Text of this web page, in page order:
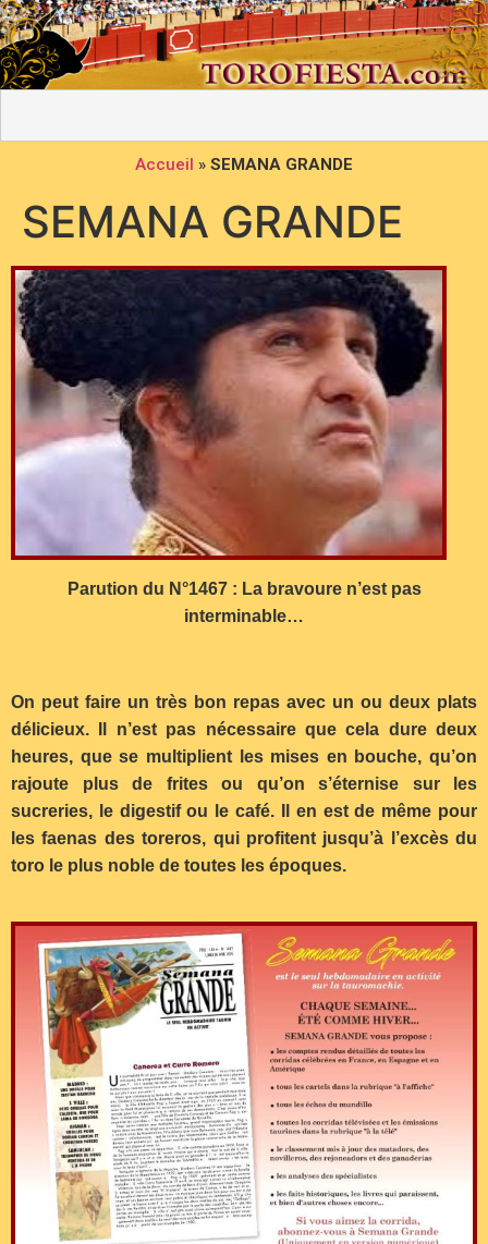
Accueil » SEMANA GRANDE
SEMANA GRANDE
Parution du N°1467 : La bravoure n’est pas
interminable…
On peut faire un très bon repas avec un ou deux plats
délicieux. Il n’est pas nécessaire que cela dure deux
heures, que se multiplient les mises en bouche, qu’on
rajoute plus de frites ou qu’on s’éternise sur les
sucreries, le digestif ou le café. Il en est de même pour
les faenas des toreros, qui profitent jusqu’à l’excès du
toro le plus noble de toutes les époques.